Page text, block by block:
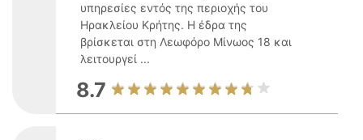
υπηρεσίες εντός της περιοχής του
Ηρακλείου Κρήτης. Η έδρα της
βρίσκεται στη Λεωφόρο Μίνωος 18 και
λειτουργεί ...
8.7